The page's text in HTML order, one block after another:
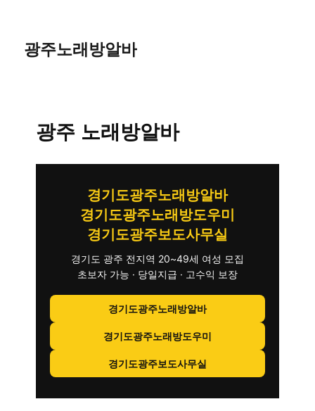
광주노래방알바
광주 노래방알바
경기도광주노래방알바
경기도광주노래방도우미
경기도광주보도사무실
경기도 광주 전지역 20~49세 여성 모집
초보자 가능 · 당일지급 · 고수익 보장
경기도광주노래방알바
경기도광주노래방도우미
경기도광주보도사무실